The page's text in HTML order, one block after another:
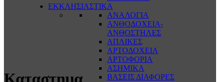
ΕΚΚΛΗΣΙΑΣΤΙΚΑ
ΑΝΑΛΟΓΙΑ
ΑΝΘΟΔΟΧΕΙΑ-
ΑΝΘΟΣΤΗΛΕΣ
ΑΠΛΙΚΕΣ
ΑΡΤΟΔΟΧΕΙΑ
ΑΡΤΟΦΟΡΙΑ
ΑΣΗΜΙΚΑ
ΒΑΣΕΙΣ ΔΙΑΦΟΡΕΣ